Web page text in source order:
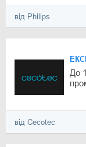
від Philips
До
від Cecotec